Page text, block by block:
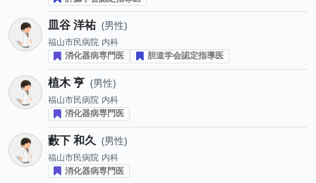
皿谷 洋祐 男性
福山市民病院 内科
消化器病専門医
胆道学会認定指導医
植木 亨 男性
福山市民病院 内科
消化器病専門医
藪下 和久 男性
福山市民病院 内科
消化器病専門医